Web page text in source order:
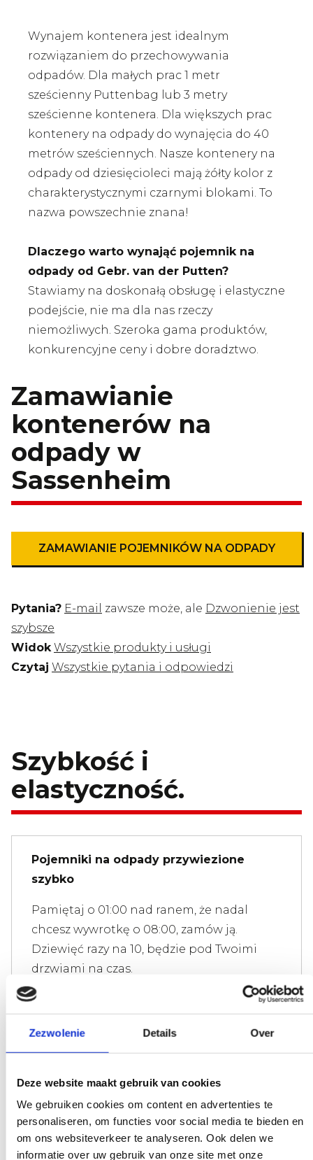
Zezwolenie Details Over
Deze website maakt gebruik van cookies
We gebruiken cookies om content en advertenties te
personaliseren, om functies voor social media te bieden en
om ons websiteverkeer te analyseren. Ook delen we
informatie over uw gebruik van onze site met onze
Wynajem kontenera jest idealnym
rozwiązaniem do przechowywania
odpadów. Dla małych prac 1 metr
sześcienny Puttenbag lub 3 metry
sześcienne kontenera. Dla większych prac
kontenery na odpady do wynajęcia do 40
metrów sześciennych. Nasze kontenery na
odpady od dziesięcioleci mają żółty kolor z
charakterystycznymi czarnymi blokami. To
nazwa powszechnie znana!
Dlaczego warto wynająć pojemnik na
odpady od Gebr. van der Putten?
Stawiamy na doskonałą obsługę i elastyczne
podejście, nie ma dla nas rzeczy
niemożliwych. Szeroka gama produktów,
konkurencyjne ceny i dobre doradztwo.
Zamawianie
kontenerów na
odpady w
Sassenheim
ZAMAWIANIE POJEMNIKÓW NA ODPADY
Pytania? E-mail zawsze może, ale Dzwonienie jest
szybsze
Widok Wszystkie produkty i usługi
Czytaj Wszystkie pytania i odpowiedzi
Szybkość i
elastyczność.
Pojemniki na odpady przywiezione
szybko
Pamiętaj o 01:00 nad ranem, że nadal
chcesz wywrotkę o 08:00, zamów ją.
Dziewięć razy na 10, będzie pod Twoimi
drzwiami na czas.
Szybko odbierane pojemniki na odpady
niepotrzebnie długo pozostawiony.
Zadzwoń do nas, a zanim się zorientujesz,
zostanie on odebrany; spróbuj tego z
naszymi konkurentami.